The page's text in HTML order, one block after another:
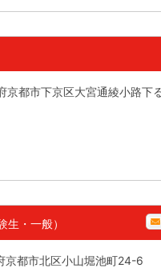
都市下京区大宮通綾小路下
生・一般）
都市北区小山堀池町24-6